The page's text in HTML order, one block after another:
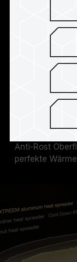
Stabiler
perfekte
T-FORCE
dicke
die Qualität
Das Produkt
Wärmeleit-Pad
Anti-Rost
perfekte